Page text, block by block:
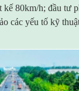
80km/h; đầu tư
các yếu tố kỹ